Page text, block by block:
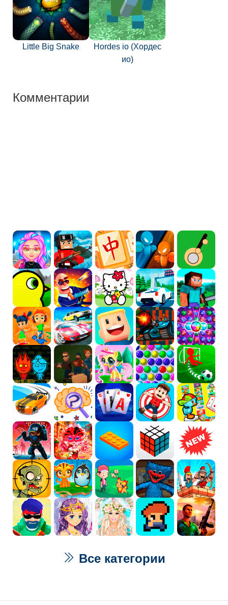
Little Big Snake
Hordes io (Хордес
ио)
Комментарии
Все категории